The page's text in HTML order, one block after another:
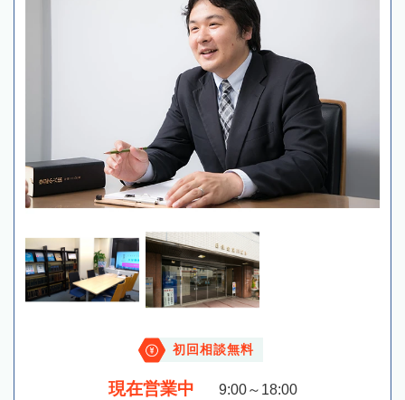
初回相談無料
現在営業中 9:00～18:00